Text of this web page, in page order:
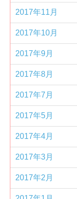
2017年11月
2017年10月
2017年9月
2017年8月
2017年7月
2017年5月
2017年4月
2017年3月
2017年2月